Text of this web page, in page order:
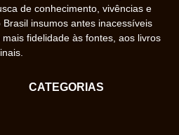
de conhecimento, vivências e
insumos antes inacessíveis
fidelidade às fontes, aos livros
CATEGORIAS